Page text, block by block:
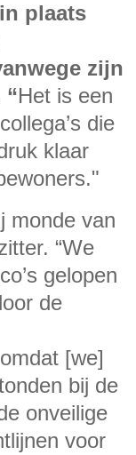
plaats
zijn
Het is een
die
klaar
monde van
“We
gelopen
de
[we]
bij de
onveilige
voor